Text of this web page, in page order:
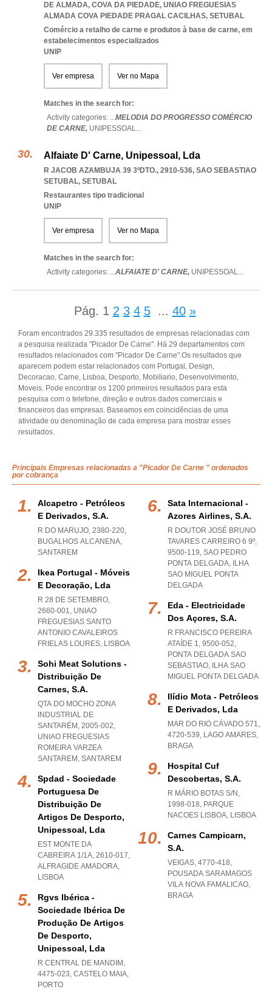
DE ALMADA, COVA DA PIEDADE, UNIAO FREGUESIAS
ALMADA COVA PIEDADE PRAGAL CACILHAS, SETUBAL
Comércio a retalho de carne e produtos à base de carne, em
estabelecimentos especializados
UNIP
Ver empresa Ver no Mapa
Matches in the search for:
Activity categories: ...MELODIA DO PROGRESSO COMÉRCIO
DE CARNE, UNIPESSOAL...
Alfaiate D' Carne, Unipessoal, Lda
R JACOB AZAMBUJA 39 3ºDTO., 2910-536, SAO SEBASTIAO
SETUBAL, SETUBAL
Restaurantes tipo tradicional
UNIP
Ver empresa Ver no Mapa
Matches in the search for:
Activity categories: ...ALFAIATE D' CARNE, UNIPESSOAL...
Pág. 1 2 3 4 5 ... 40 »
Foram encontrados 29.335 resultados de empresas relacionadas com
a pesquisa realizada "Picador De Carne". Há 29 departamentos com
resultados relacionados com "Picador De Carne".Os resultados que
aparecem podem estar relacionados com Portugal, Design,
Decoracao, Carne, Lisboa, Desporto, Mobiliario, Desenvolvimento,
Moveis. Pode encontrar os 1200 primeiros resultados para esta
pesquisa com o telefone, direção e outros dados comerciais e
financeiros das empresas. Baseamos em coincidências de uma
atividade ou denominação de cada empresa para mostrar esses
resultados.
Principais Empresas relacionadas a "Picador De Carne " ordenados
por cobrança
Alcapetro - Petróleos
E Derivados, S.a.
R DO MARUJO, 2380-220,
BUGALHOS ALCANENA,
SANTAREM
Ikea Portugal - Móveis
E Decoração, Lda
R 28 DE SETEMBRO,
2660-001, UNIAO
FREGUESIAS SANTO
ANTONIO CAVALEIROS
FRIELAS LOURES, LISBOA
Sohi Meat Solutions -
Distribuição De
Carnes, S.a.
QTA DO MOCHO ZONA
INDUSTRIAL DE
SANTARÉM, 2005-002,
UNIAO FREGUESIAS
ROMEIRA VARZEA
SANTAREM , SANTAREM
Spdad - Sociedade
Portuguesa De
Distribuição De
Artigos De Desporto,
Unipessoal, Lda
EST MONTE DA
CABREIRA 1/1A, 2610-017,
ALFRAGIDE AMADORA,
LISBOA
Rgvs Ibérica -
Sociedade Ibérica De
Produção De Artigos
De Desporto,
Unipessoal, Lda
R CENTRAL DE MANDIM,
4475-023, CASTELO MAIA,
PORTO
Sata Internacional -
Azores Airlines, S.a.
R DOUTOR JOSÉ BRUNO
TAVARES CARREIRO 6 9º,
9500-119, SAO PEDRO
PONTA DELGADA, ILHA
SAO MIGUEL PONTA
DELGADA
Eda - Electricidade
Dos Açores, S.a.
R FRANCISCO PEREIRA
ATAÍDE 1, 9500-052,
PONTA DELGADA SAO
SEBASTIAO, ILHA SAO
MIGUEL PONTA DELGADA
Ilídio Mota - Petróleos
E Derivados, Lda
MAR DO RIO CÁVADO 571,
4720-539, LAGO AMARES,
BRAGA
Hospital Cuf
Descobertas, S.a.
R MÁRIO BOTAS S/N,
1998-018, PARQUE
NACOES LISBOA, LISBOA
Carnes Campicarn,
S.a.
VEIGAS, 4770-418,
POUSADA SARAMAGOS
VILA NOVA FAMALICAO,
BRAGA